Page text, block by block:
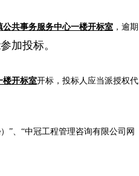
共事务服务中心一楼开标室 ，逾期
加投标。
楼开标室开标，投标人应当派授权代
）”、“中冠工程管理咨询有限公司网